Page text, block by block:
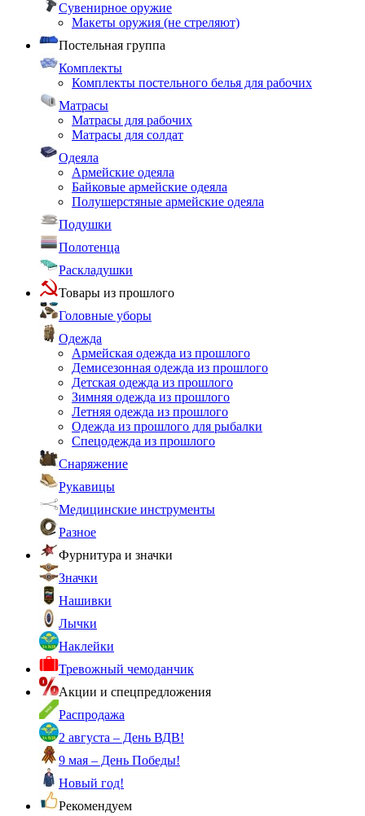
Сувенирное оружие
Макеты оружия (не стреляют)
Постельная группа
Комплекты
Комплекты постельного белья для рабочих
Матрасы
Матрасы для рабочих
Матрасы для солдат
Одеяла
Армейские одеяла
Байковые армейские одеяла
Полушерстяные армейские одеяла
Подушки
Полотенца
Раскладушки
Товары из прошлого
Головные уборы
Одежда
Армейская одежда из прошлого
Демисезонная одежда из прошлого
Детская одежда из прошлого
Зимняя одежда из прошлого
Летняя одежда из прошлого
Одежда из прошлого для рыбалки
Спецодежда из прошлого
Снаряжение
Рукавицы
Медицинские инструменты
Разное
Фурнитура и значки
Значки
Нашивки
Лычки
Наклейки
Тревожный чемоданчик
Акции и спецпредложения
Распродажа
2 августа – День ВДВ!
9 мая – День Победы!
Новый год!
Рекомендуем